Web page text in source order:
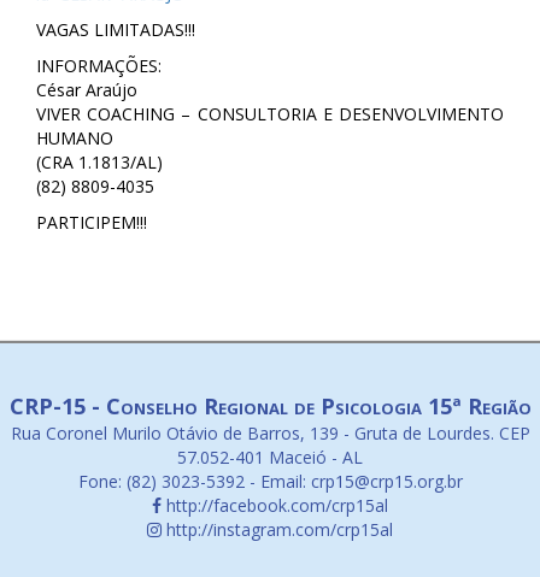
VAGAS LIMITADAS!!!
INFORMAÇÕES:
César Araújo
VIVER COACHING – CONSULTORIA E DESENVOLVIMENTO
HUMANO
(CRA 1.1813/AL)
(82) 8809-4035
PARTICIPEM!!!
CRP-15 - Conselho Regional de Psicologia 15ª Região
Rua Coronel Murilo Otávio de Barros, 139 - Gruta de Lourdes. CEP
57.052-401 Maceió - AL
Fone: (82) 3023-5392 - Email: crp15@crp15.org.br
http://facebook.com/crp15al
http://instagram.com/crp15al